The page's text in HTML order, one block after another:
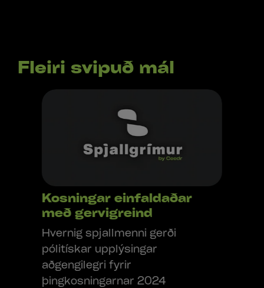
Fleiri svipuð mál
Kosningar einfaldaðar
með gervigreind
Hvernig spjallmenni gerði
pólitískar upplýsingar
aðgengilegri fyrir
þingkosningarnar 2024